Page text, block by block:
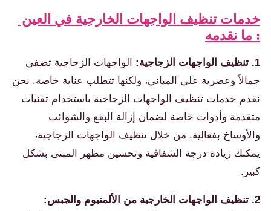
خدمات تنظيف الواجهات الخارجية في العين
: ما نقدمه
1. تنظيف الواجهات الزجاجية:
الواجهات الزجاجية تضفي
جمالاً وعصرية على المباني، ولكنها تتطلب عناية خاصة. نحن
نقدم خدمات تنظيف الواجهات الزجاجية باستخدام تقنيات
متقدمة وأدوات خاصة لضمان إزالة البقع والشوائب
والأوساخ بفعالية. من خلال تنظيف الواجهات الزجاجية،
يمكنك زيادة درجة الشفافية وتحسين مظهر المبنى بشكل
كبير.
2. تنظيف الواجهات الخارجية من الألمنيوم والجبس: